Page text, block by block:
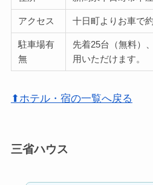
アクセス 十日町よりお車で
駐車場有
無
先着25台（無料）
用いただけます。
⬆ホテル・宿の一覧へ戻る
三省ハウス